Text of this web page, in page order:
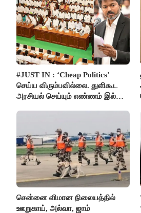
#JUST IN : ‘Cheap Politics’
செய்ய விரும்பவில்லை. துளிகூட
அரசியல் செய்யும் எண்ணம் இல்லை
சென்னை விமான நிலையத்தில்
ஊறுகாய், அல்வா, ஜாம்